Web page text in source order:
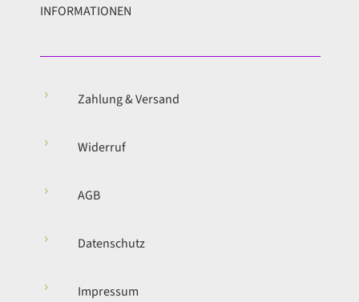
INFORMATIONEN
5 Zahlung & Versand
5 Widerruf
5 AGB
5 Datenschutz
5
Impressum